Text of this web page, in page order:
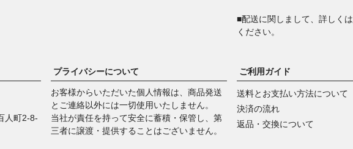
■​​​​​​​配送に関しまして、詳しくは
ください。
人町2-8-
プライバシーについて
お客様からいただいた個人情報は、商品発送
とご連絡以外には一切使用いたしません。
当社が責任を持って安全に蓄積・保管し、第
三者に譲渡・提供することはございません。
ご利用ガイド
送料とお支払い方法について
決済の流れ
返品・交換について